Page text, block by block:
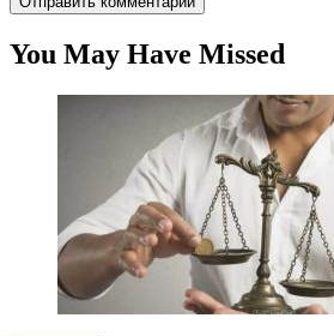
You May Have Missed